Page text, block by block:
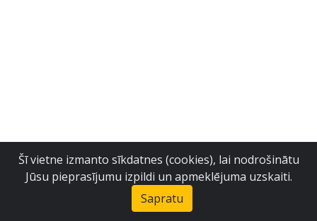
Šī vietne izmanto sīkdatnes (cookies), lai nodrošinātu
Jūsu pieprasījumu izpildi un apmeklējuma uzskaiti.
Sapratu